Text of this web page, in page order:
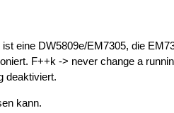
eine DW5809e/EM7305, die
F++k -> never change a
deaktiviert.
kann.